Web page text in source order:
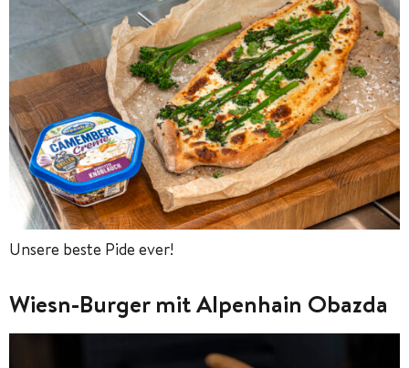
Unsere beste Pide ever!
Wiesn-Burger mit Alpenhain Obazda